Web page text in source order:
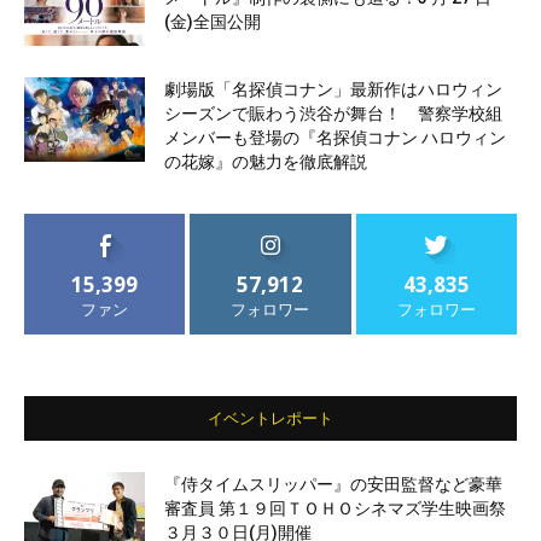
(金)全国公開
劇場版「名探偵コナン」最新作はハロウィン
シーズンで賑わう渋谷が舞台！ 警察学校組
メンバーも登場の『名探偵コナン ハロウィン
の花嫁』の魅力を徹底解説
15,399
ファン
57,912
フォロワー
43,835
フォロワー
イベントレポート
『侍タイムスリッパー』の安田監督など豪華
審査員 第１９回ＴＯＨＯシネマズ学生映画祭
３月３０日(月)開催